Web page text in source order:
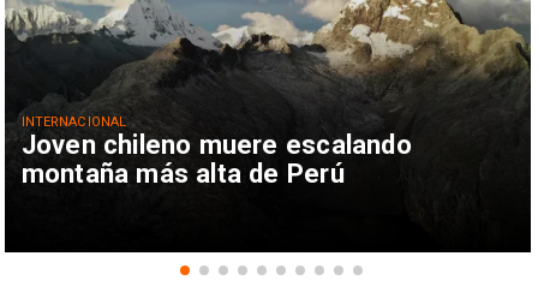
Joven chileno muere escalando
montaña más alta de Perú
INTERNACIONAL